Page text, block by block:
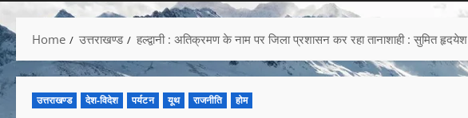
Home उत्तराखण्ड हल्द्वानी : अतिक्रमण के नाम पर जिला प्रशासन कर रहा तानाशाही : सुमित हृदयेश
उत्तराखण्ड देश-विदेश पर्यटन यूथ राजनीति होम